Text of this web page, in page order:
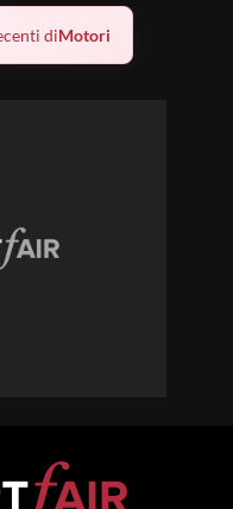
diMotori